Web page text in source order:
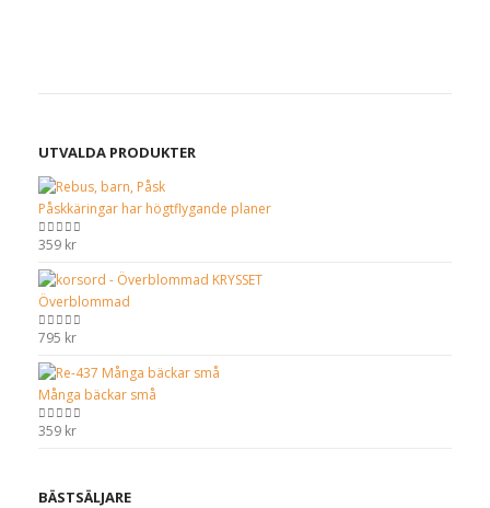
UTVALDA PRODUKTER
Påskkäringar har högtflygande planer
0out of 5
359 kr
Överblommad
0out of 5
795 kr
Många bäckar små
0out of 5
359 kr
BÄSTSÄLJARE